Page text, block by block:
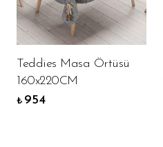
Teddies Masa Örtüsü
160x220CM
₺ 954